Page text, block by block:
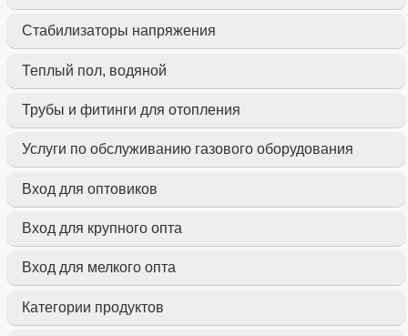
Стабилизаторы напряжения
Теплый пол, водяной
Трубы и фитинги для отопления
Услуги по обслуживанию газового оборудования
Вход для оптовиков
Вход для крупного опта
Вход для мелкого опта
Категории продуктов